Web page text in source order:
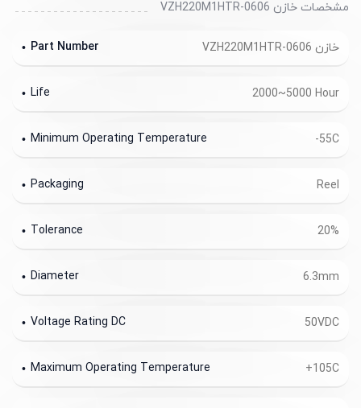
مشخصات خازن VZH220M1HTR-0606
خازن VZH220M1HTR-0606 Part Number
2000~5000 Hour
Life
-55C
Minimum Operating Temperature
Reel
Packaging
20%
Tolerance
6.3mm
Diameter
50VDC
Voltage Rating DC
+105C
Maximum Operating Temperature